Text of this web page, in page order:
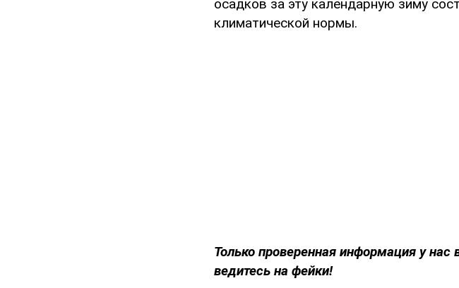
осадков за эту календарную зиму
климатической нормы.
Только проверенная информация у нас
ведитесь на фейки!